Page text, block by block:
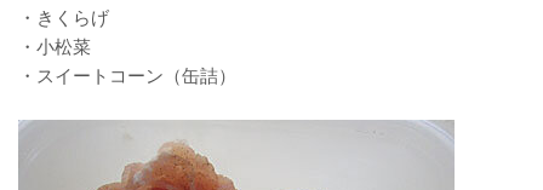
・きくらげ
・小松菜
・スイートコーン（缶詰）